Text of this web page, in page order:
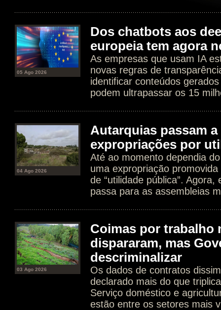
05 Ago 2026
Dos chatbots aos
europeia tem agora
As empresas que usam IA
novas regras de
identificar conteúdos
podem ultrapassar os 15
04 Ago 2026
Autarquias passam
expropriações por
Até ao momento dependia
uma expropriação
de “utilidade pública”. Agora,
passa para as assembleias
03 Ago 2026
Coimas por trabalho
dispararam, mas
descriminalizar
Os dados de contratos
declarado mais do que
Serviço doméstico e
estão entre os setores mais